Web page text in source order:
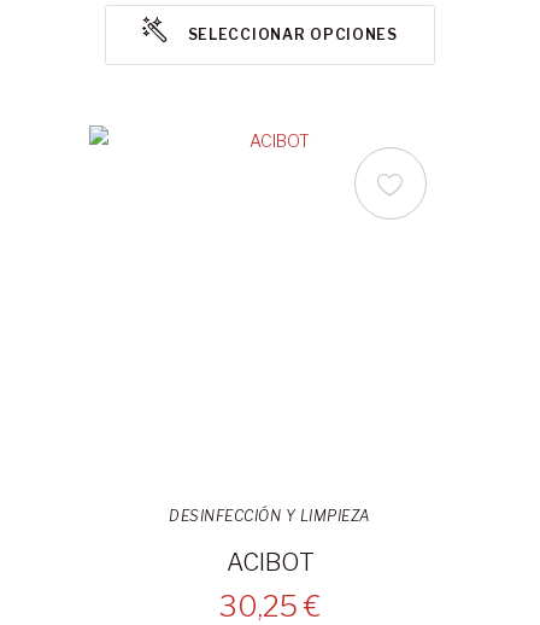
SELECCIONAR OPCIONES
DESINFECCIÓN Y LIMPIEZA
ACIBOT
30,25 €